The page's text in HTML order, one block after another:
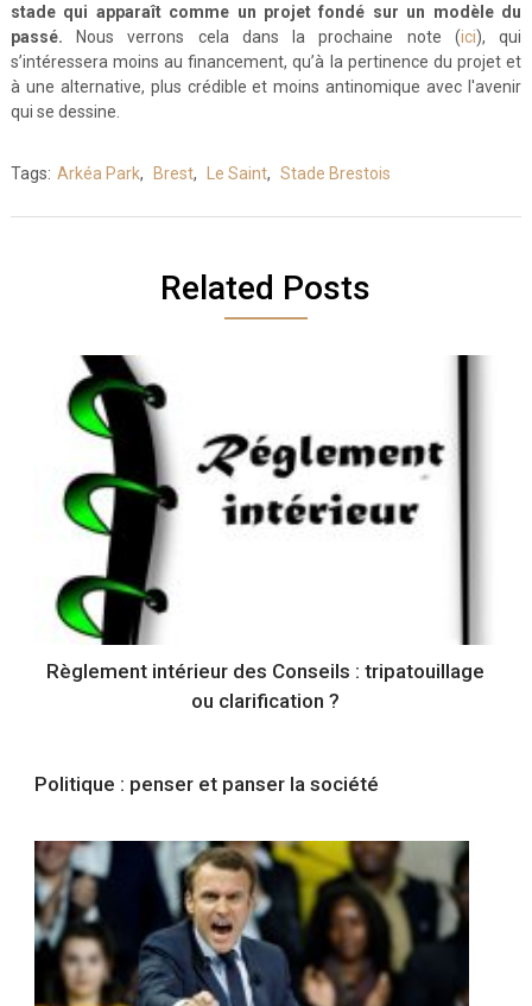
stade qui apparaît comme un projet fondé sur un modèle du
passé.
Nous verrons cela dans la prochaine note (ici), qui
s’intéressera moins au financement, qu’à la pertinence du projet et
à une alternative, plus crédible et moins antinomique avec l'avenir
qui se dessine.
Tags: Arkéa Park, Brest, Le Saint, Stade Brestois
Related Posts
Règlement intérieur des Conseils : tripatouillage
ou clarification ?
Politique : penser et panser la société